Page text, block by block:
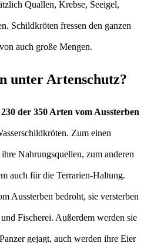
Quallen, Krebse, Seeigel,
Schildkröten fressen den ganzen
auch große Mengen.
unter Artenschutz?
230 der 350 Arten vom Aussterben
Zum einen
Nahrungsquellen, zum anderen
auch für die Terrarien-Haltung.
Aussterben bedroht, sie versterben
Fischerei. Außerdem werden sie
gejagt, auch werden ihre Eier